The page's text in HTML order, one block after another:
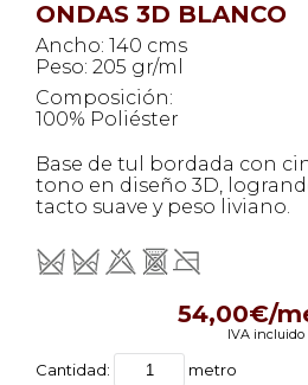
ONDAS 3D BLANCO
Ancho: 140 cms
Peso: 205 gr/ml
Composición:
100% Poliéster
Base de tul bordada con
tono en diseño 3D,
tacto suave y peso liviano.
54,00€/
IVA incluido
Cantidad: metro